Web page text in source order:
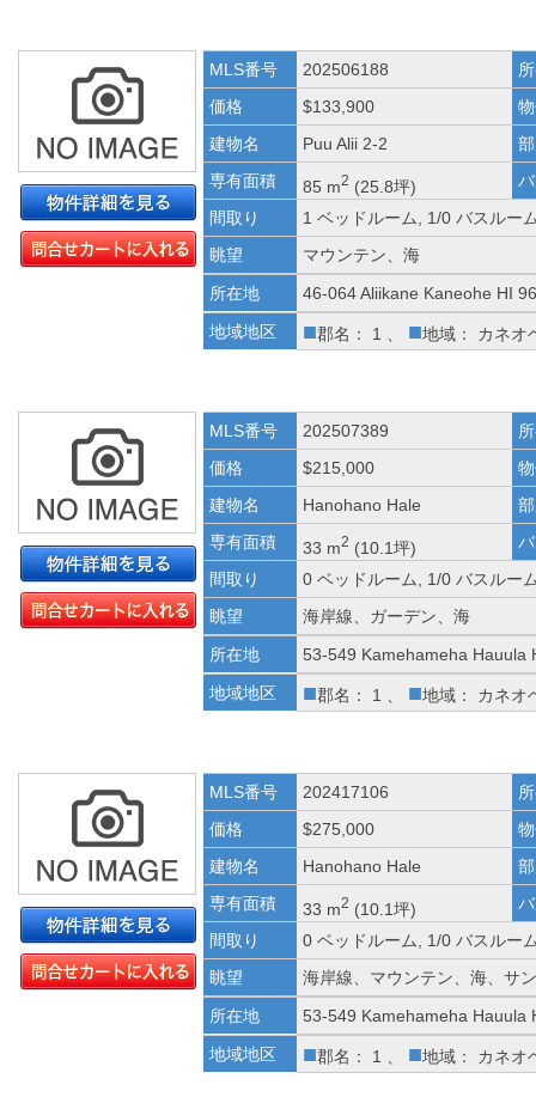
MLS番号 202506188
価格
$133,900
建物名
Puu Alii 2-2
専有面積
85 m2 (25.8坪)
間取り
1 ベッドルーム, 1/0 バスルー
眺望
マウンテン、海
所在地
46-064 Aliikane Kaneohe HI
地域地区
■郡名： 1 、 ■地域： カネオ
MLS番号 202507389
価格
$215,000
建物名
Hanohano Hale
専有面積
33 m2 (10.1坪)
間取り
0 ベッドルーム, 1/0 バスルー
眺望
海岸線、ガーデン、海
所在地
53-549 Kamehameha Hauula
地域地区
■郡名： 1 、 ■地域： カネオ
MLS番号 202417106
価格
$275,000
建物名
Hanohano Hale
専有面積
33 m2 (10.1坪)
間取り
0 ベッドルーム, 1/0 バスルー
眺望
海岸線、マウンテン、海、サ
所在地
53-549 Kamehameha Hauula
地域地区
■郡名： 1 、 ■地域： カネオ